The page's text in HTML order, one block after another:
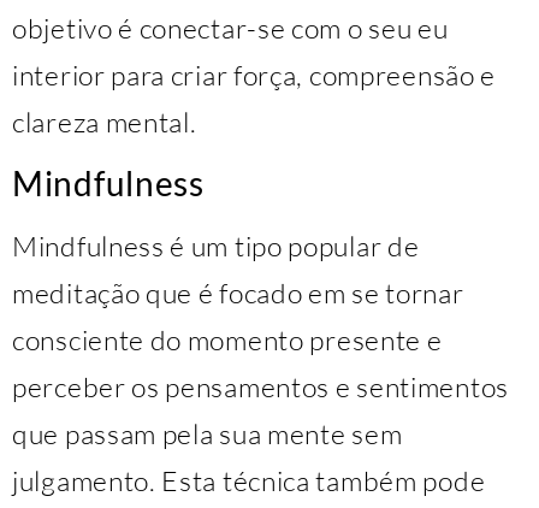
objetivo é conectar-se com o seu eu
interior para criar força, compreensão e
clareza mental.
Mindfulness
Mindfulness é um tipo popular de
meditação que é focado em se tornar
consciente do momento presente e
perceber os pensamentos e sentimentos
que passam pela sua mente sem
julgamento. Esta técnica também pode